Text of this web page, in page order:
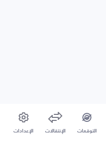
التوقعات الإنتقالات الإعدادات